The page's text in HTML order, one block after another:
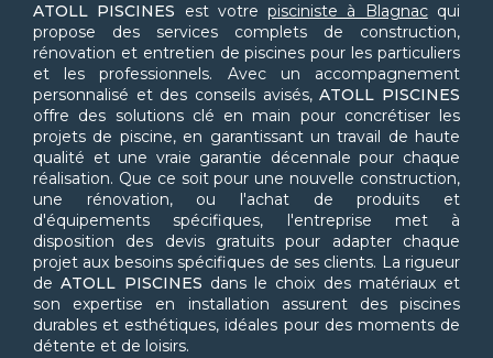
ATOLL PISCINES est votrepisciniste à Blagnacqui
propose des services complets de construction,
rénovation et entretien de piscines pour les particuliers
et les professionnels. Avec un accompagnement
personnalisé et des conseils avisés,ATOLL PISCINES
offre des solutions clé en main pour concrétiser les
projets de piscine, en garantissant un travail de haute
qualité et une vraie garantie décennale pour chaque
réalisation. Que ce soit pour une nouvelle construction,
une rénovation, ou l'achat de produits et
d'équipements spécifiques, l'entreprise met à
disposition des devis gratuits pour adapter chaque
projet aux besoins spécifiques de ses clients. La rigueur
deATOLL PISCINES dans le choix des matériaux et
son expertise en installation assurent des piscines
durables et esthétiques, idéales pour des moments de
détente et de loisirs.